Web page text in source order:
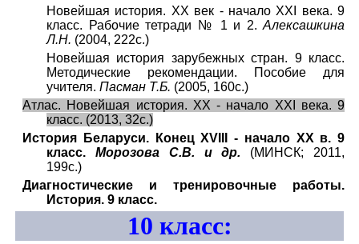
Новейшая история. XX век - начало XXI века. 9
класс. Рабочие тетради № 1 и 2. Алексашкина
Л.Н. (2004, 222с.)
Новейшая история зарубежных стран. 9 класс.
Методические рекомендации. Пособие для
учителя. Пасман Т.Б. (2005, 160с.)
Атлас. Новейшая история. XX - начало XXI века. 9
класс. (2013, 32с.)
История Беларуси. Конец XVIII - начало XX в. 9
класс. Морозова С.В. и др. (МИНСК; 2011,
199с.)
Диагностические и тренировочные работы.
История. 9 класс.
10 класс: